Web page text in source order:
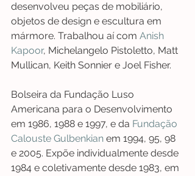
desenvolveu peças de mobiliário,
objetos de design e escultura em
mármore. Trabalhou aí com Anish
Kapoor, Michelangelo Pistoletto, Matt
Mullican, Keith Sonnier e Joel Fisher.
Bolseira da Fundação Luso
Americana para o Desenvolvimento
em 1986, 1988 e 1997, e da Fundação
Calouste Gulbenkian em 1994, 95, 98
e 2005. Expõe individualmente desde
1984 e coletivamente desde 1983, em